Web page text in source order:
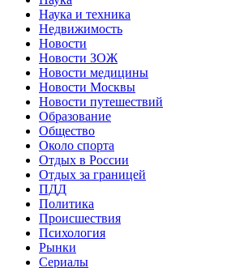
Наука и техника
Недвижимость
Новости
Новости ЗОЖ
Новости медицины
Новости Москвы
Новости путешествий
Образование
Общество
Около спорта
Отдых в России
Отдых за границей
ПДД
Политика
Происшествия
Психология
Рынки
Сериалы